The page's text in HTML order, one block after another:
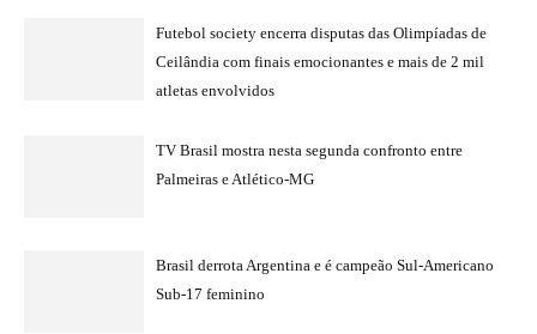
Futebol society encerra disputas das Olimpíadas de
Ceilândia com finais emocionantes e mais de 2 mil
atletas envolvidos
TV Brasil mostra nesta segunda confronto entre
Palmeiras e Atlético-MG
Brasil derrota Argentina e é campeão Sul-Americano
Sub-17 feminino